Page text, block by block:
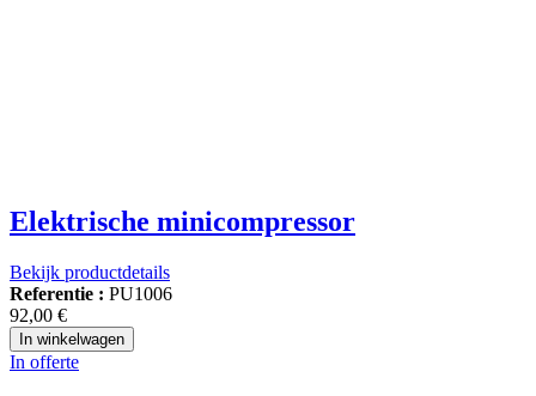
Elektrische minicompressor
Bekijk productdetails
Referentie : PU1006
92,00 €
In winkelwagen
In offerte